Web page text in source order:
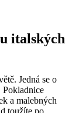
italských
Jedná se o
Pokladnice
a malebných
toužíte po